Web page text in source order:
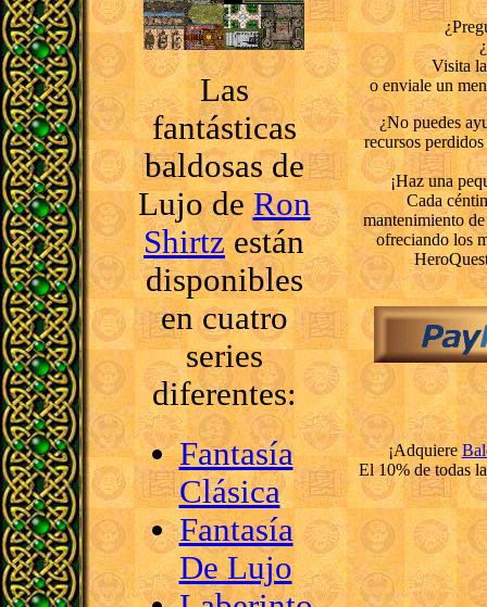
Las
fantásticas
baldosas de
Lujo deRon
Shirtzestán
disponibles
en cuatro
series
diferentes:
Fantasía
Clásica
Fantasía
De Lujo
Visita
o enviale un
¿No puedes
recursos
¡Haz una
Cada
mantenimiento
ofreciando los
¡Adquiere
El 10% de todas